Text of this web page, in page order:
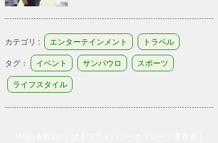
カテゴリ : エンターテインメント トラベル
タグ： イベント サンパウロ スポーツ
ライフスタイル